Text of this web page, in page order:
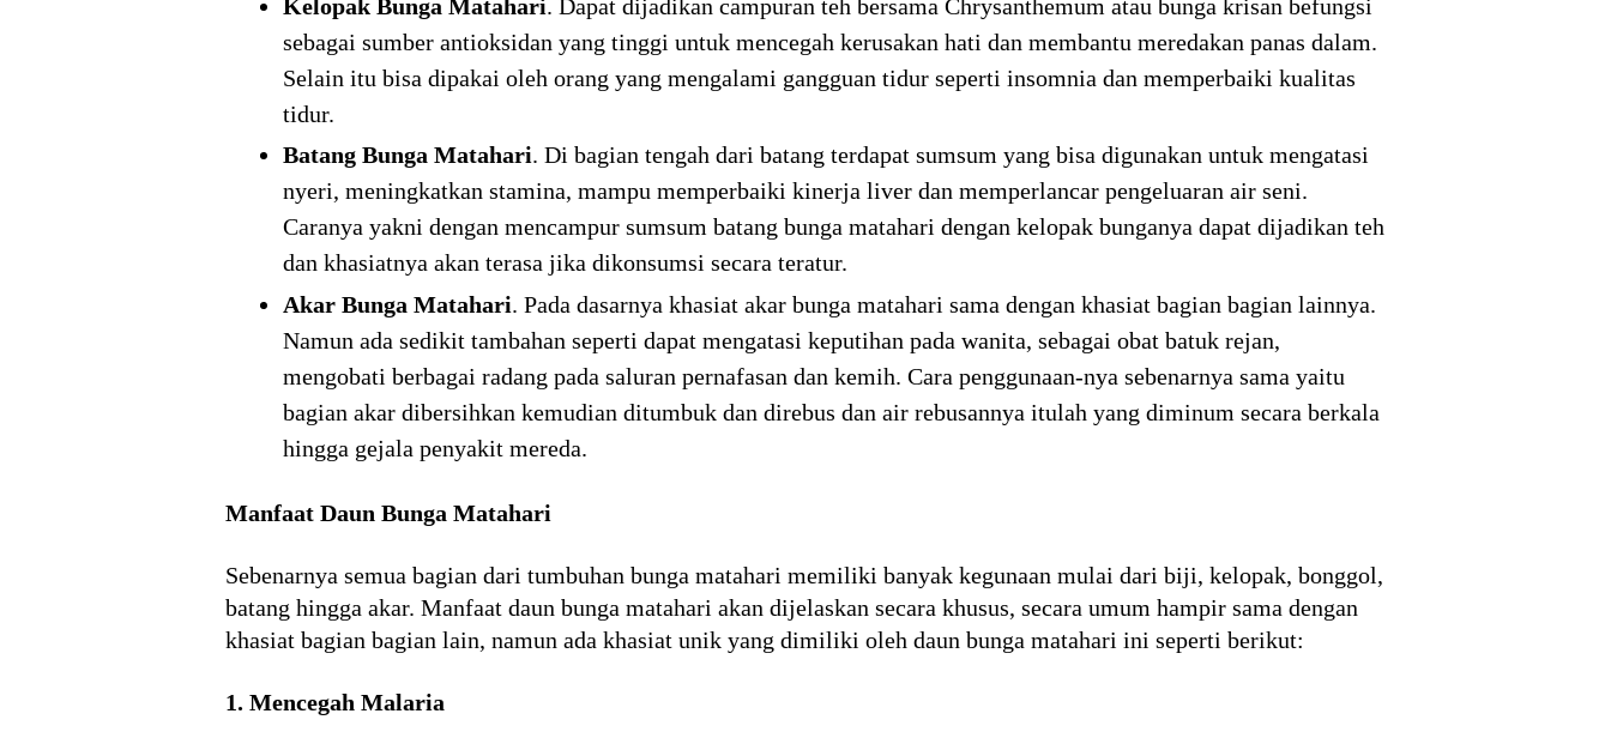
Kelopak Bunga Matahari. Dapat dijadikan campuran teh bersama Chrysanthemum atau bunga krisan befungsi
sebagai sumber antioksidan yang tinggi untuk mencegah kerusakan hati dan membantu meredakan panas dalam.
Selain itu bisa dipakai oleh orang yang mengalami gangguan tidur seperti insomnia dan memperbaiki kualitas
tidur.
Batang Bunga Matahari. Di bagian tengah dari batang terdapat sumsum yang bisa digunakan untuk mengatasi
nyeri, meningkatkan stamina, mampu memperbaiki kinerja liver dan memperlancar pengeluaran air seni.
Caranya yakni dengan mencampur sumsum batang bunga matahari dengan kelopak bunganya dapat dijadikan teh
dan khasiatnya akan terasa jika dikonsumsi secara teratur.
Akar Bunga Matahari. Pada dasarnya khasiat akar bunga matahari sama dengan khasiat bagian bagian lainnya.
Namun ada sedikit tambahan seperti dapat mengatasi keputihan pada wanita, sebagai obat batuk rejan,
mengobati berbagai radang pada saluran pernafasan dan kemih. Cara penggunaan-nya sebenarnya sama yaitu
bagian akar dibersihkan kemudian ditumbuk dan direbus dan air rebusannya itulah yang diminum secara berkala
hingga gejala penyakit mereda.
Manfaat Daun Bunga Matahari
Sebenarnya semua bagian dari tumbuhan bunga matahari memiliki banyak kegunaan mulai dari biji, kelopak, bonggol,
batang hingga akar. Manfaat daun bunga matahari akan dijelaskan secara khusus, secara umum hampir sama dengan
khasiat bagian bagian lain, namun ada khasiat unik yang dimiliki oleh daun bunga matahari ini seperti berikut:
1. Mencegah Malaria